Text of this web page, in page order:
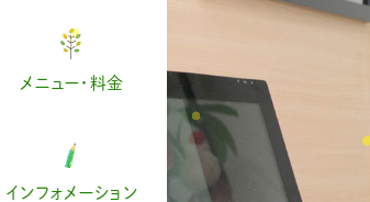
メニュー・料金
インフォメーション